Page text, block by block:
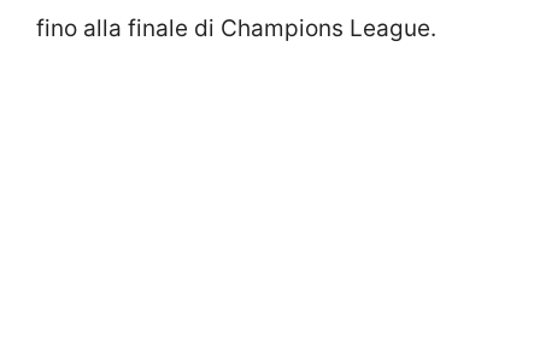
fino alla finale di Champions League.